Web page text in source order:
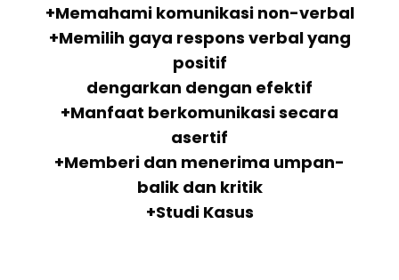
+Memahami komunikasi non-verbal
+Memilih gaya respons verbal yang
positif
dengarkan dengan efektif
+Manfaat berkomunikasi secara
asertif
+Memberi dan menerima umpan-
balik dan kritik
+Studi Kasus